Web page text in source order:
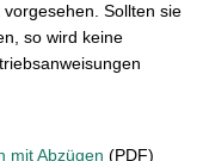
Sollten sie
so wird keine
mit Abzügen (PDF)